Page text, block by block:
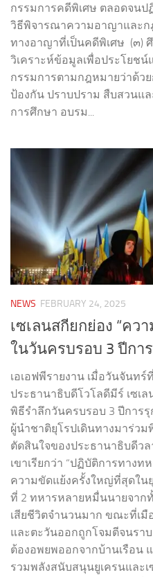
กรรมการคดีพิเศษ ตลอดจน
วิธีพิจารณาความอาญาและก
ทางอาญาที่เป็นคดีพิเศษ (๓)
วิเคราะห์ข้อมูลเพื่อประโยช
กรรมการตามกฎหมายว่าด้ว
ป้องกัน ปราบปราม สืบสวนแ
การศึกษา อบรม...
NEWS FEBRUARY 24, 2025
เซเลนสกียกย่อง “คว
ในวันครบรอบ 3 ปีกา
เอเอฟพีรายงาน เมื่อวันจันท
ประธานาธิบดีโวโลดีมีร์ เซเ
พิธีรำลึกวันครบรอบ 3 ปีการ
ผู้นำชาติยุโรปเดินทางมาร่ว
ตัดสินใจของประธานาธิบดีว
เขาเรียกว่า “ปฏิบัติการทางท
ความขัดแย้งครั้งใหญ่ที่สุดใน
ที่ 2 ทหารหลายหมื่นนายจาก
เสียชีวิตจำนวนมาก ขณะที่เมื
และตะวันออกถูกโจมตีจนรา
ต้องอพยพออกจากบ้านเรือน
รวมพลังสนับสนุนยูเครนและ